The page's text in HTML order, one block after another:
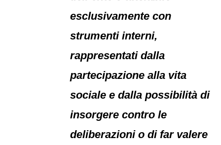
esclusivamente con
strumenti interni,
rappresentati dalla
partecipazione alla vita
sociale e dalla possibilità di
insorgere contro le
deliberazioni o di far valere